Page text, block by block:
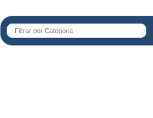
- Filtrar por Categoria -